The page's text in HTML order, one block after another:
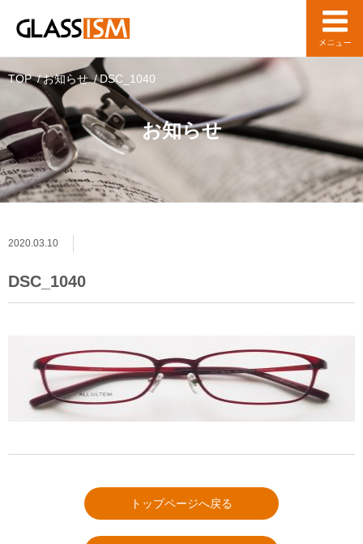
お知らせ
TOP お知らせ DSC_1040
2020.03.10
DSC_1040
トップページへ戻る